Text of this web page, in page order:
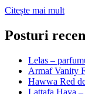
Citește mai mult
Posturi
Lelas –
Armaf Vanity
Hawwa Red
Lattafa Haya –